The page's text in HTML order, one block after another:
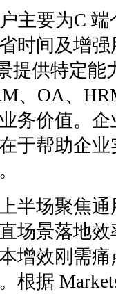
主要为C
时间及增
提供特定能
、OA、
务价值。
于帮助企
半场聚焦
场景落地
增效刚需
根据